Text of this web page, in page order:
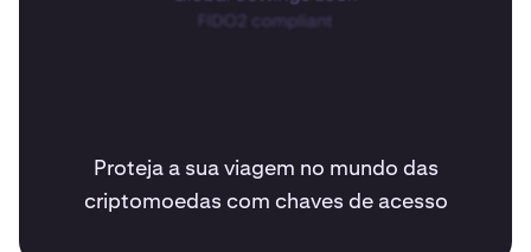
Proteja a sua viagem no mundo das
criptomoedas com chaves de acesso